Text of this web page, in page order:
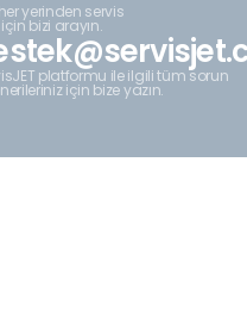
yerinden servis
bizi arayın.
platformu ile ilgili tüm sorun
için bize yazın.